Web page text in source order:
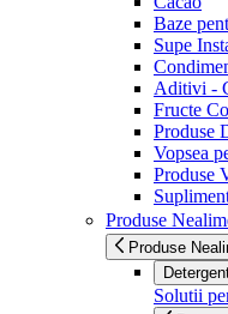
Baze
Supe
Aditivi -
Fructe
Produse
Vopsea
Produse
Produse
Produse
Solutii